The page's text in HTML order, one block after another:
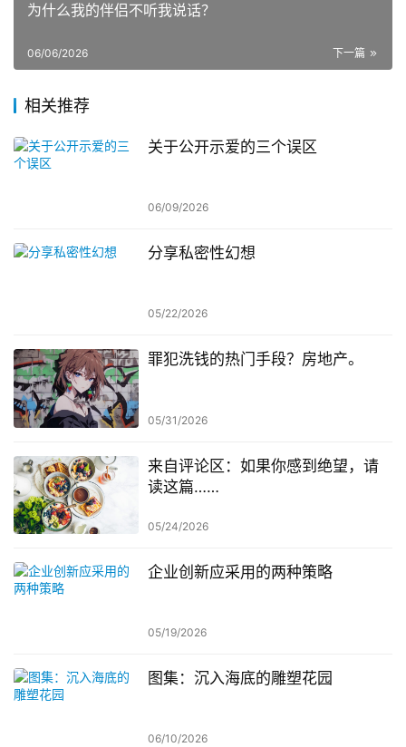
为什么我的伴侣不听我说话？
下一篇
06/06/2026
相关推荐
关于公开示爱的三个误区
06/09/2026
分享私密性幻想
05/22/2026
罪犯洗钱的热门手段？房地产。
05/31/2026
来自评论区：如果你感到绝望，请
读这篇……
05/24/2026
企业创新应采用的两种策略
05/19/2026
图集：沉入海底的雕塑花园
06/10/2026